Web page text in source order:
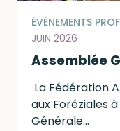
ÉVÉNEMENTS
JUIN 2026
Assemblée
La Fédération
aux Foréziales
Générale...